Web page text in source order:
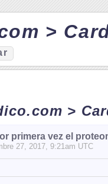
>
>
primera vez el
27, 2017, 9:21am UTC